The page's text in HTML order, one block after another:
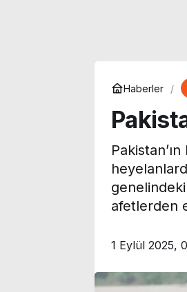
Haberler
afetlerden
1 Eylül 2025,
kaldırılmıştı: